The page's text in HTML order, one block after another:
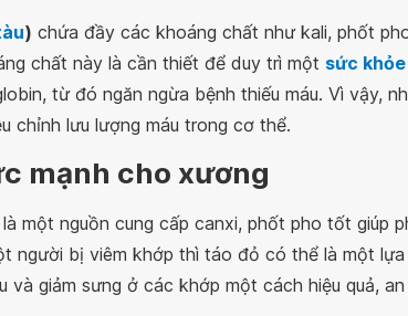
) chứa đầy các khoáng chất như kali, phốt
chất này là cần thiết để duy trì một sức
từ đó ngăn ngừa bệnh thiếu máu. Vì vậy,
chỉnh lưu lượng máu trong cơ thể.
mạnh cho xương
là một nguồn cung cấp canxi, phốt pho tốt giúp
người bị viêm khớp thì táo đỏ có thể là một
và giảm sưng ở các khớp một cách hiệu quả,